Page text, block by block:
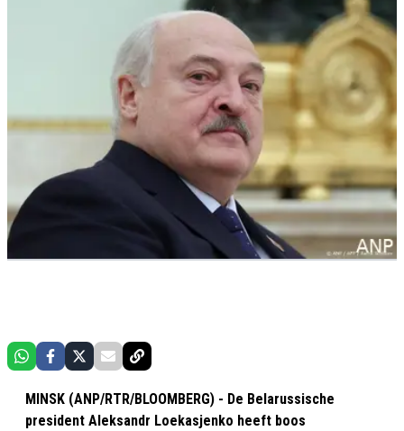
MINSK (ANP/RTR/BLOOMBERG) - De Belarussische
president Aleksandr Loekasjenko heeft boos